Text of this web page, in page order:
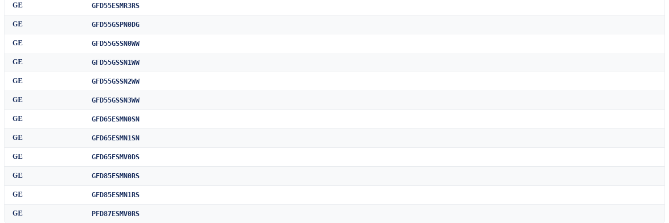
GE GFD55ESMR3RS
GE GFD55GSPN0DG
GE GFD55GSSN0WW
GE GFD55GSSN1WW
GE GFD55GSSN2WW
GE GFD55GSSN3WW
GE GFD65ESMN0SN
GE GFD65ESMN1SN
GE GFD65ESMV0DS
GE GFD85ESMN0RS
GE GFD85ESMN1RS
GE PFD87ESMV0RS